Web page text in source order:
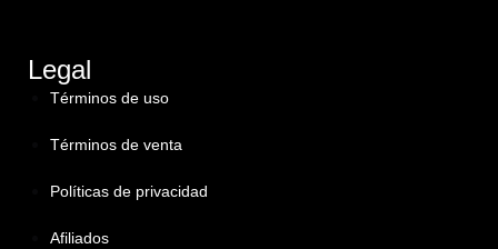
Legal
Términos de uso
Términos de venta
Políticas de privacidad
Afiliados